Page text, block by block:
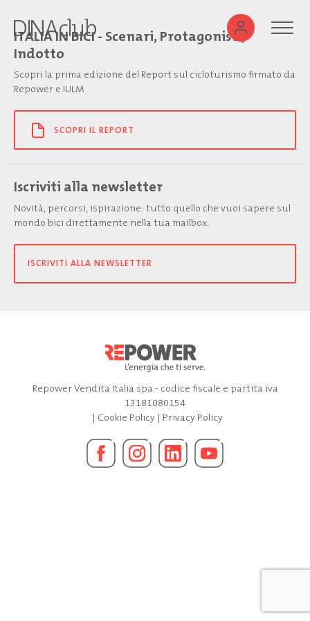
ITALIA IN BICI - Scenari, Protagonisti,
Indotto
Scopri la prima edizione del Report sul cicloturismo firmato da
Repower e IULM
SCOPRI IL REPORT
Iscriviti alla newsletter
Novità, percorsi, ispirazione: tutto quello che vuoi sapere sul
mondo bici direttamente nella tua mailbox.
ISCRIVITI ALLA NEWSLETTER
Repower Vendita Italia spa - codice fiscale e partita iva
13181080154
| Cookie Policy| Privacy Policy